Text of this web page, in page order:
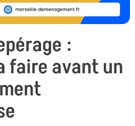
:
faire avant un